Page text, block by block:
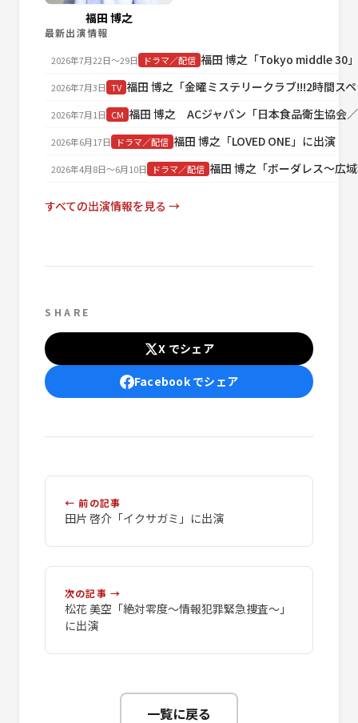
福田 博之
最新出演情報
2026年7月22日〜29日 ドラマ／配信 福田 博之「Tokyo middle 30
2026年7月3日 TV 福田 博之「金曜ミステリークラブ!!!2時間ス
2026年7月1日 CM 福田 博之 ACジャパン「日本食品衛生協会
2026年6月17日 ドラマ／配信 福田 博之「LOVED ONE」に出演
2026年4月8日〜6月10日 ドラマ／配信 福田 博之「ボーダレス～広
すべての出演情報を見る →
SHARE
X でシェア
Facebook でシェア
← 前の記事
田片 啓介「イクサガミ」に出演
次の記事 →
松花 美空「絶対零度～情報犯罪緊急捜査～」
に出演
一覧に戻る